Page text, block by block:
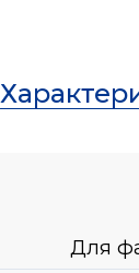
Для